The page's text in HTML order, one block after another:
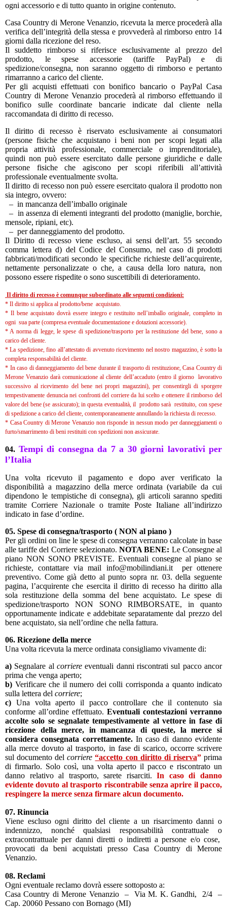
ogni accessorio e di tutto quanto in origine contenuto.
Casa Country di Merone Venanzio, ricevuta la merce procederà alla
verifica dell’integrità della stessa e provvederà al rimborso entro 14
giorni dalla ricezione del reso.
Il suddetto rimborso si riferisce esclusivamente al prezzo del
prodotto, le spese accessorie (tariffe PayPal) e di
spedizione/consegna, non saranno oggetto di rimborso e pertanto
rimarranno a carico del cliente.
Per gli acquisti effettuati con bonifico bancario o PayPal Casa
Country di Merone Venanzio procederà al rimborso effettuando il
bonifico sulle coordinate bancarie indicate dal cliente nella
raccomandata di diritto di recesso.
Il diritto di recesso è riservato esclusivamente ai consumatori
(persone fisiche che acquistano i beni non per scopi legati alla
propria attività professionale, commerciale o imprenditoriale),
quindi non può essere esercitato dalle persone giuridiche e dalle
persone fisiche che agiscono per scopi riferibili all’attività
professionale eventualmente svolta.
Il diritto di recesso non può essere esercitato qualora il prodotto non
sia integro, ovvero:
– in mancanza dell’imballo originale
– in assenza di elementi integranti del prodotto (maniglie, borchie,
mensole, ripiani, etc).
– per danneggiamento del prodotto.
Il Diritto di recesso viene escluso, ai sensi dell’art. 55 secondo
comma lettera d) del Codice del Consumo, nel caso di prodotti
fabbricati/modificati secondo le specifiche richieste dell’acquirente,
nettamente personalizzate o che, a causa della loro natura, non
possono essere rispedite o sono suscettibili di deterioramento.
Il diritto di recesso è comunque subordinato alle seguenti condizioni:
* Il diritto si applica al prodotto/bene acquistato.
* Il bene acquistato dovrà essere integro e restituito nell’imballo originale, completo in
ogni sua parte (compresa eventuale documentazione e dotazioni accessorie).
* A norma di legge, le spese di spedizione/trasporto per la restituzione del bene, sono a
carico del cliente.
* La spedizione, fino all’attestato di avvenuto ricevimento nel nostro magazzino, è sotto la
completa responsabilità del cliente.
* In caso di danneggiamento del bene durante il trasporto di restituzione, Casa Country di
Merone Venanzio darà comunicazione al cliente dell’accaduto (entro il giorno lavorativo
successivo al ricevimento del bene nei propri magazzini), per consentirgli di sporgere
tempestivamente denuncia nei confronti del corriere da lui scelto e ottenere il rimborso del
valore del bene (se assicurato); in questa eventualità, il prodotto sarà restituito, con spese
di spedizione a carico del cliente, contemporaneamente annullando la richiesta di recesso.
* Casa Country di Merone Venanzio non risponde in nessun modo per danneggiamenti o
furto/smarrimento di beni restituiti con spedizioni non assicurate.
04. Tempi di consegna da 7 a 30 giorni lavorativi per
l’Italia
Una volta ricevuto il pagamento e dopo aver verificato la
disponibilità a magazzino della merce ordinata (variabile da cui
dipendono le tempistiche di consegna), gli articoli saranno spediti
tramite Corriere Nazionale o tramite Poste Italiane all’indirizzo
indicato in fase d’ordine.
05. Spese di consegna/trasporto ( NON al piano )
Per gli ordini on line le spese di consegna verranno calcolate in base
alle tariffe del Corriere selezionato.NOTA BENE: Le Consegne al
piano NON SONO PREVISTE. Eventuali consegne al piano se
richieste, contattare via mail info@mobilindiani.it per ottenere
preventivo. Come già detto al punto sopra nr. 03. della seguente
pagina, l’acquirente che esercita il diritto di recesso ha diritto alla
sola restituzione della somma del bene acquistato. Le spese di
spedizione/trasporto NON SONO RIMBORSATE, in quanto
opportunamente indicate e addebitate separatamente dal prezzo del
bene acquistato, sia nell’ordine che nella fattura.
06. Ricezione della merce
Una volta ricevuta la merce ordinata consigliamo vivamente di:
a) Segnalare al corriereeventuali danni riscontrati sul pacco ancor
prima che venga aperto;
b) Verificare che il numero dei colli corrisponda a quanto indicato
sulla lettera del corriere;
c) Una volta aperto il pacco controllare che il contenuto sia
conforme all’ordine effettuato. Eventuali contestazioni verranno
accolte solo se segnalate tempestivamente al vettore in fase di
ricezione della merce, in
mancanza di queste, la merce si
considera consegnata correttamente.In caso di danno evidente
alla merce dovuto al trasporto, in fase di scarico, occorre scrivere
sul documento delcorriere “accetto con diritto di riserva”prima
di firmarlo. Solo così, una volta aperto il pacco e riscontrato un
danno relativo al trasporto, sarete risarciti.In caso di danno
evidente dovuto al trasporto riscontrabile senza aprire il pacco,
respingere la merce senza firmare alcun documento.
07. Rinuncia
Viene escluso ogni diritto del cliente a un risarcimento danni o
indennizzo, nonché qualsiasi responsabilità contrattuale o
extracontrattuale per danni diretti o indiretti a persone e/o cose,
provocati da beni acquistati presso Casa Country di Merone
Venanzio.
08. Reclami
Ogni eventuale reclamo dovrà essere sottoposto a:
Casa Country di Merone Venanzio – Via M. K. Gandhi, 2/4 –
Cap. 20060 Pessano con Bornago (MI)